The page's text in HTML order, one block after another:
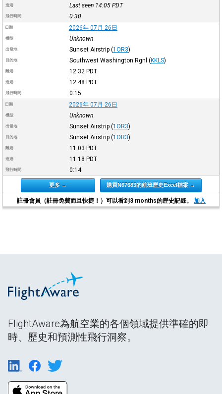
進港 Last seen 14:05 PDT
飛行時間 0:30
日期 2026年 07月 26日
機型 Unknown
出發地 Sunset Airstrip (1OR3)
目的地 Southwest Washington Rgnl (KKLS)
離港 12:32 PDT
進港 12:48 PDT
飛行時間 0:15
日期 2026年 07月 26日
機型 Unknown
出發地 Sunset Airstrip (1OR3)
目的地 Sunset Airstrip (1OR3)
離港 11:03 PDT
進港 11:18 PDT
飛行時間 0:14
更多 → 購買N67683的航班歷史Excel檔案 →
註冊會員（註冊免費而且快捷！）可以看到3 months的歷史記錄。 加入
FlightAware為航空業的各個領域提供準確的即
時、歷史和預測性飛行洞察。